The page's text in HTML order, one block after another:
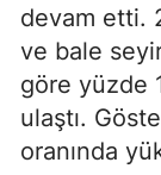
devam etti.
ve bale
göre yüzde
ulaştı.
oranında